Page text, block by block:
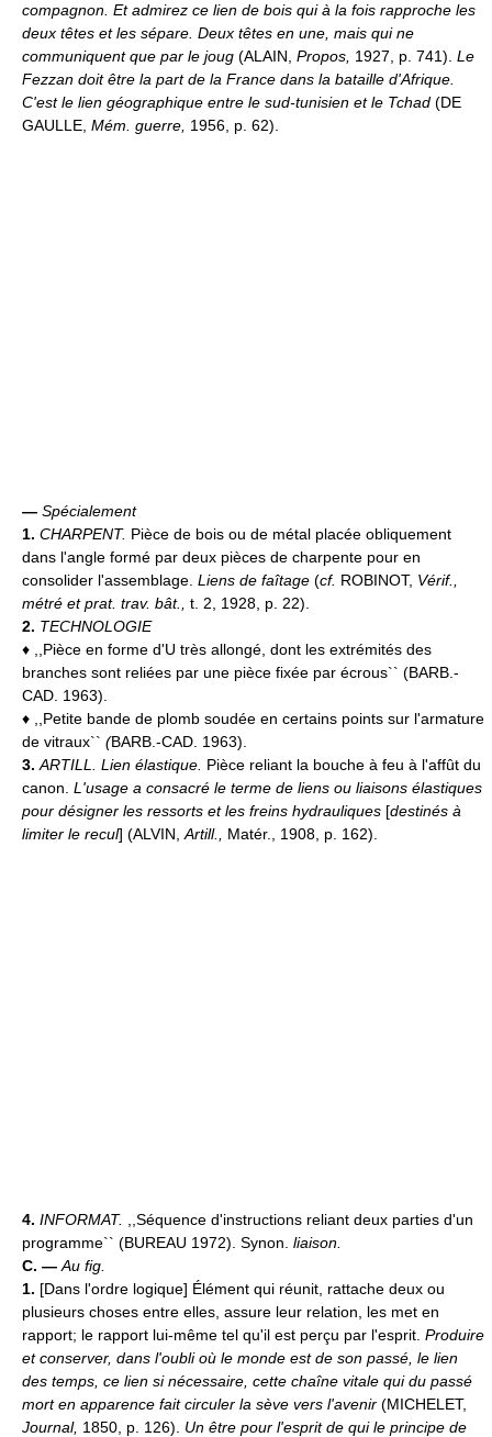
compagnon. Et admirez ce lien de bois qui à la fois rapproche les
deux têtes et les sépare. Deux têtes en une, mais qui ne
communiquent que par le joug (ALAIN, Propos, 1927, p. 741). Le
Fezzan doit être la part de la France dans la bataille d'Afrique.
C'est le lien géographique entre le sud-tunisien et le Tchad (DE
GAULLE, Mém. guerre, 1956, p. 62).
— Spécialement
1. CHARPENT. Pièce de bois ou de métal placée obliquement
dans l'angle formé par deux pièces de charpente pour en
consolider l'assemblage. Liens de faîtage (cf. ROBINOT, Vérif.,
métré et prat. trav. bât., t. 2, 1928, p. 22).
2. TECHNOLOGIE
♦
,,Pièce en forme d'U très allongé, dont les extrémités des
branches sont reliées par une pièce fixée par écrous`` (BARB.-
CAD. 1963).
♦ ,,Petite bande de plomb soudée en certains points sur l'armature
de vitraux`` (BARB.-CAD. 1963).
3. ARTILL. Lien élastique. Pièce reliant la bouche à feu à l'affût du
canon. L'usage a consacré le terme de liens ou liaisons élastiques
pour désigner les ressorts et les freins hydrauliques [destinés à
limiter le recul] (ALVIN, Artill., Matér., 1908, p. 162).
4. INFORMAT.
,,Séquence d'instructions reliant deux parties d'un
programme`` (BUREAU 1972). Synon. liaison.
C. — Au fig.
1. [Dans l'ordre logique] Élément qui réunit, rattache deux ou
plusieurs choses entre elles, assure leur relation, les met en
rapport; le rapport lui-même tel qu'il est perçu par l'esprit. Produire
et conserver, dans l'oubli où le monde est de son passé, le lien
des temps, ce lien si nécessaire, cette chaîne vitale qui du passé
mort en apparence fait circuler la sève vers l'avenir (MICHELET,
Journal, 1850, p. 126). Un être pour l'esprit de qui le principe de